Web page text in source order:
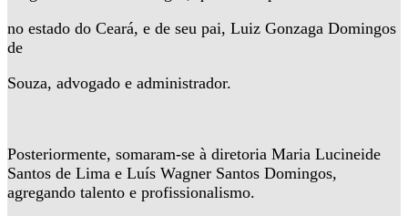
no estado do Ceará, e de seu pai, Luiz Gonzaga Domingos
de
Souza, advogado e administrador.
Posteriormente, somaram-se à diretoria Maria Lucineide
Santos de Lima e Luís Wagner Santos Domingos,
agregando talento e profissionalismo.